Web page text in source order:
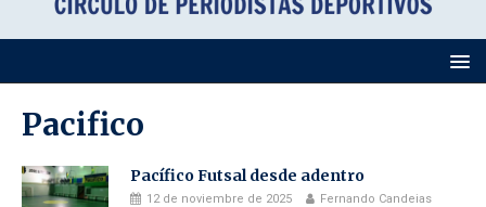
Pacifico
Pacífico Futsal desde adentro
12 de noviembre de 2025 Fernando Candeias